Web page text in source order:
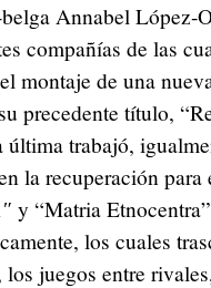
Annabel López-
compañías de las
montaje de una
precedente título,
trabajó,
la recuperación
y “Matria
los cuales
juegos entre